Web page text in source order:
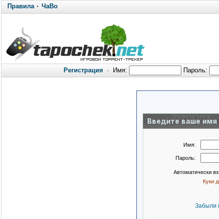
Правила· ЧаВо
Регистрация · Имя: Пароль:
Введите ваше имя
Имя:
Пароль:
Автоматически
Куки
Забыли